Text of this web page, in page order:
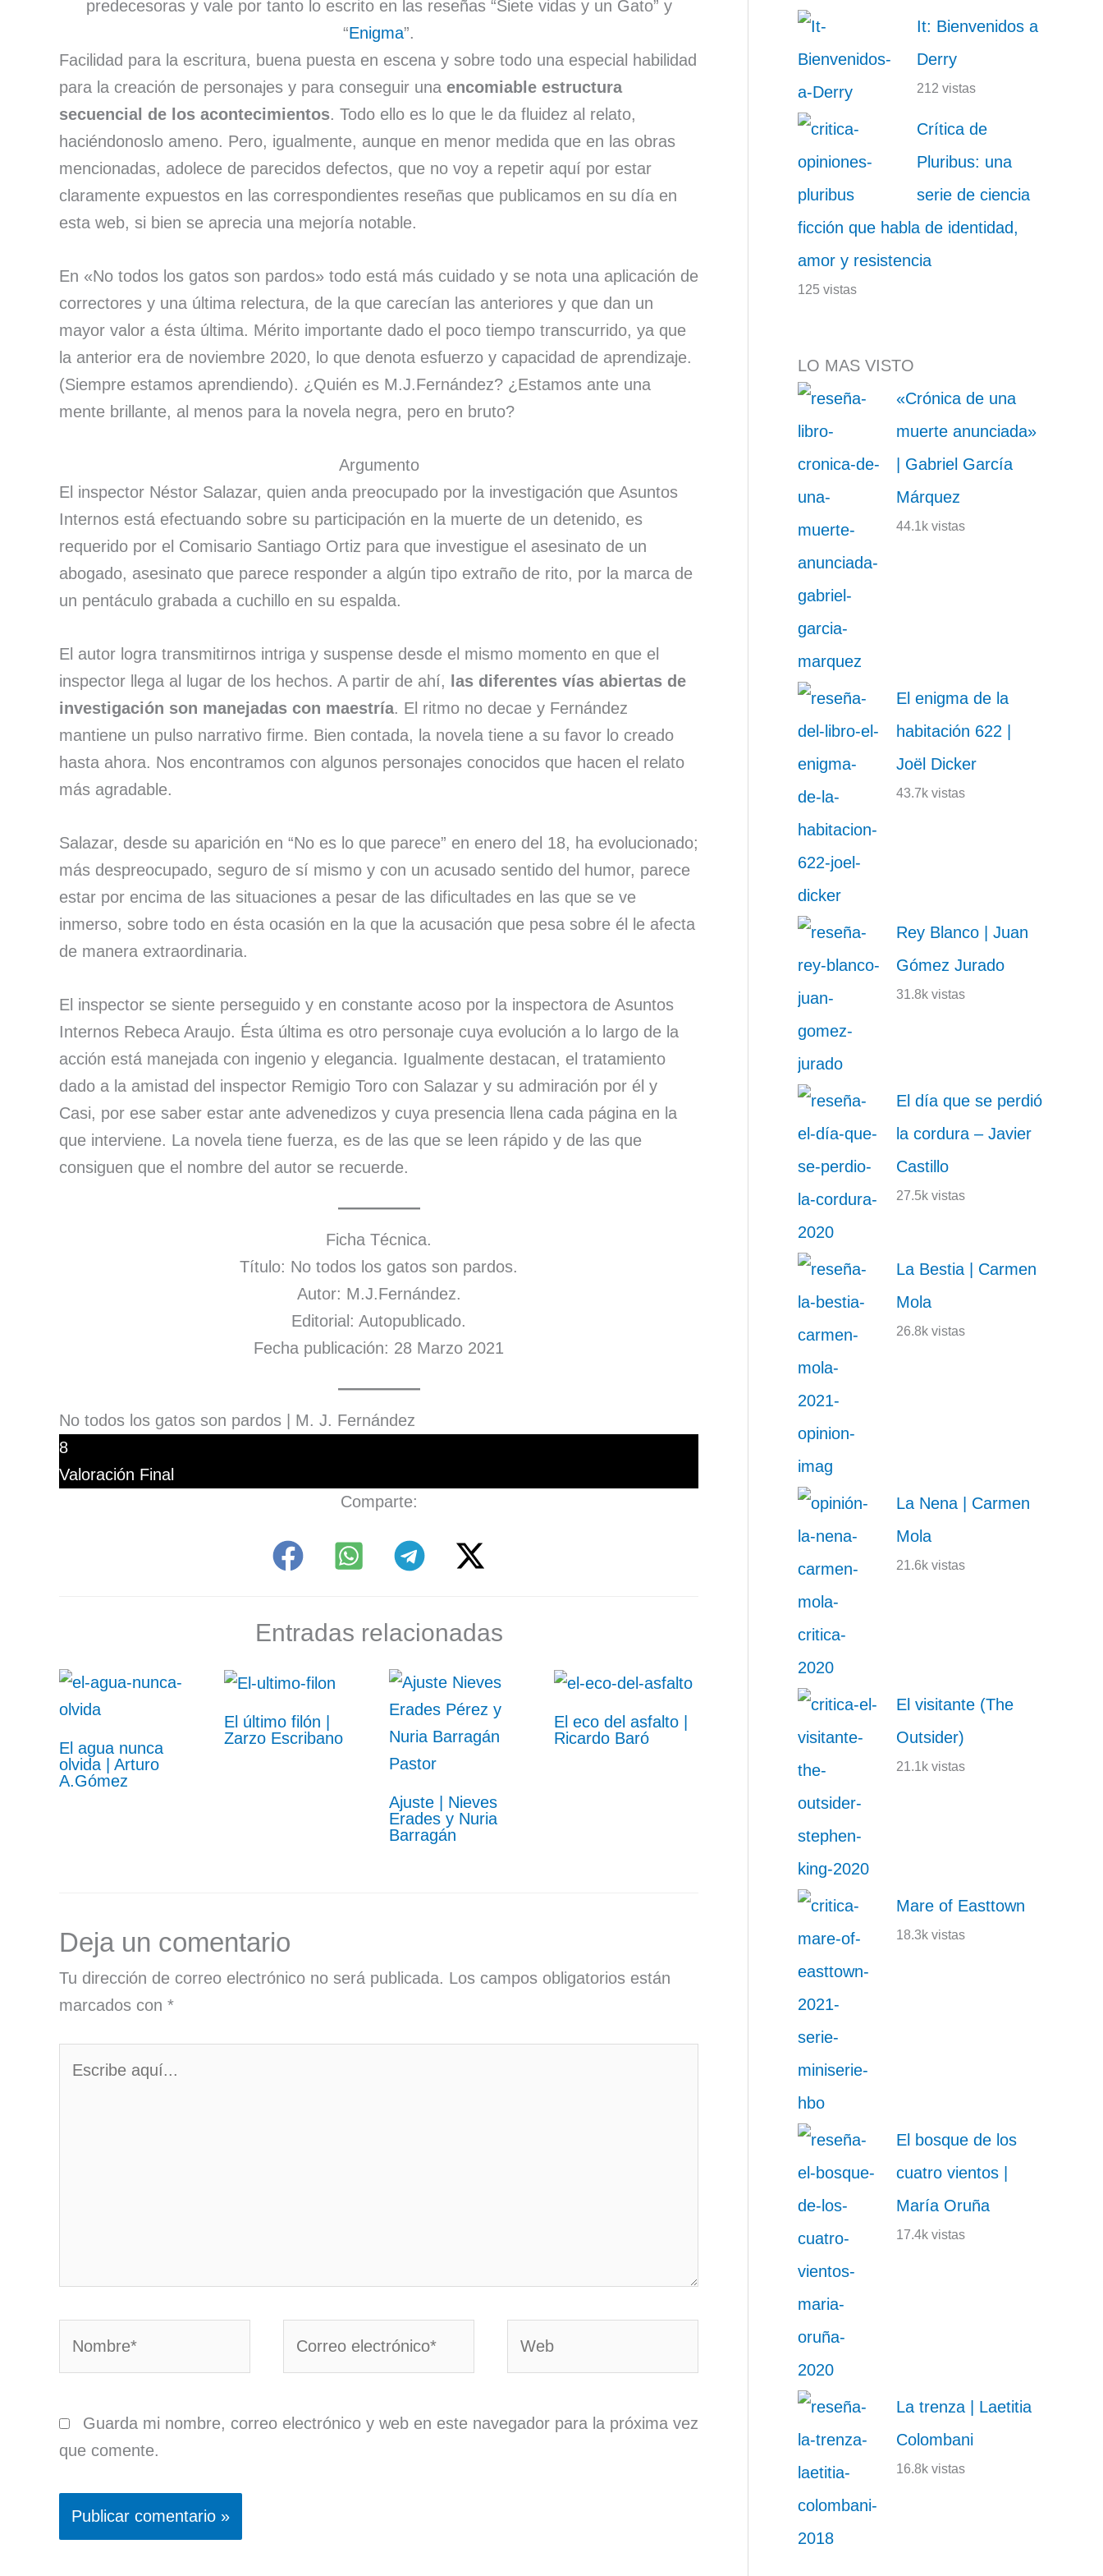
predecesoras y vale por tanto lo escrito en las reseñas “Siete vidas y un Gato” y
“Enigma”.
Facilidad para la escritura, buena puesta en escena y sobre todo una especial habilidad
para la creación de personajes y para conseguir una encomiable estructura
secuencial de los acontecimientos. Todo ello es lo que le da fluidez al relato,
haciéndonoslo ameno. Pero, igualmente, aunque en menor medida que en las obras
mencionadas, adolece de parecidos defectos, que no voy a repetir aquí por estar
claramente expuestos en las correspondientes reseñas que publicamos en su día en
esta web, si bien se aprecia una mejoría notable.
En «No todos los gatos son pardos» todo está más cuidado y se nota una aplicación de
correctores y una última relectura, de la que carecían las anteriores y que dan un
mayor valor a ésta última. Mérito importante dado el poco tiempo transcurrido, ya que
la anterior era de noviembre 2020, lo que denota esfuerzo y capacidad de aprendizaje.
(Siempre estamos aprendiendo). ¿Quién es M.J.Fernández? ¿Estamos ante una
mente brillante, al menos para la novela negra, pero en bruto?
Argumento
El inspector Néstor Salazar, quien anda preocupado por la investigación que Asuntos
Internos está efectuando sobre su participación en la muerte de un detenido, es
requerido por el Comisario Santiago Ortiz para que investigue el asesinato de un
abogado, asesinato que parece responder a algún tipo extraño de rito, por la marca de
un pentáculo grabada a cuchillo en su espalda.
El autor logra transmitirnos intriga y suspense desde el mismo momento en que el
inspector llega al lugar de los hechos. A partir de ahí,
las diferentes vías abiertas de
investigación son manejadas con maestría. El ritmo no decae y Fernández
mantiene un pulso narrativo firme. Bien contada, la novela tiene a su favor lo creado
hasta ahora. Nos encontramos con algunos personajes conocidos que hacen el relato
más agradable.
Salazar, desde su aparición en “No es lo que parece” en enero del 18, ha evolucionado;
más despreocupado, seguro de sí mismo y con un acusado sentido del humor, parece
estar por encima de las situaciones a pesar de las dificultades en las que se ve
inmerso, sobre todo en ésta ocasión en la que la acusación que pesa sobre él le afecta
de manera extraordinaria.
El inspector se siente perseguido y en constante acoso por la inspectora de Asuntos
Internos Rebeca Araujo. Ésta última es otro personaje cuya evolución a lo largo de la
acción está manejada con ingenio y elegancia. Igualmente destacan, el tratamiento
dado a la amistad del inspector Remigio Toro con Salazar y su admiración por él y
Casi, por ese saber estar ante advenedizos y cuya presencia llena cada página en la
que interviene. La novela tiene fuerza, es de las que se leen rápido y de las que
consiguen que el nombre del autor se recuerde.
Ficha Técnica.
Título: No todos los gatos son pardos.
Autor: M.J.Fernández.
Editorial: Autopublicado.
Fecha publicación: 28 Marzo 2021
No todos los gatos son pardos | M. J. Fernández
8
Valoración Final
Comparte:
Entradas relacionadas
El agua nunca
olvida | Arturo
A.Gómez
El último filón |
Zarzo Escribano
Ajuste | Nieves
Erades y Nuria
Barragán
El eco del asfalto |
Ricardo Baró
Deja un comentario
Tu dirección de correo electrónico no será publicada. Los campos obligatorios están
marcados con *
Guarda mi nombre, correo electrónico y web en este navegador para la próxima vez
que comente.
It: Bienvenidos a
Derry
212 vistas
Crítica de
Pluribus: una
serie de ciencia
ficción que habla de identidad,
amor y resistencia
125 vistas
LO MAS VISTO
«Crónica de una
muerte anunciada»
| Gabriel García
Márquez
44.1k vistas
El enigma de la
habitación 622 |
Joël Dicker
43.7k vistas
Rey Blanco | Juan
Gómez Jurado
31.8k vistas
El día que se perdió
la cordura – Javier
Castillo
27.5k vistas
La Bestia | Carmen
Mola
26.8k vistas
La Nena | Carmen
Mola
21.6k vistas
El visitante (The
Outsider)
21.1k vistas
Mare of Easttown
18.3k vistas
El bosque de los
cuatro vientos |
María Oruña
17.4k vistas
La trenza | Laetitia
Colombani
16.8k vistas